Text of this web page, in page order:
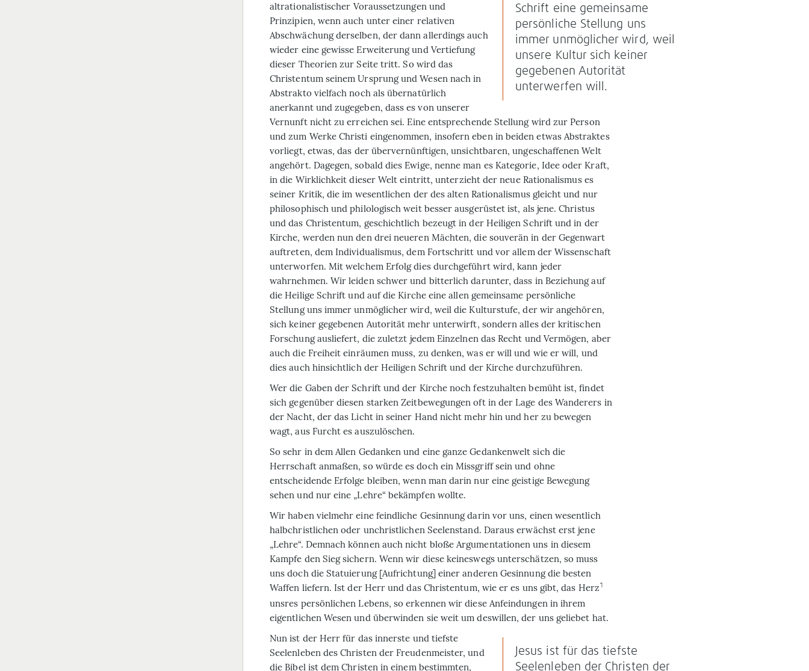
Schrift eine gemeinsame
persönliche Stellung uns
immer unmöglicher wird, weil
unsere Kultur sich keiner
gegebenen Autorität
unterwerfen will.
altrationalistischer Voraussetzungen und
Prinzipien, wenn auch unter einer relativen
Abschwächung derselben, der dann allerdings auch
wieder eine gewisse Erweiterung und Vertiefung
dieser Theorien zur Seite tritt. So wird das
Christentum seinem Ursprung und Wesen nach in
Abstrakto vielfach noch als übernatürlich
anerkannt und zugegeben, dass es von unserer
Vernunft nicht zu erreichen sei. Eine entsprechende Stellung wird zur Person
und zum Werke Christi eingenommen, insofern eben in beiden etwas Abstraktes
vorliegt, etwas, das der übervernünftigen, unsichtbaren, ungeschaffenen Welt
angehört. Dagegen, sobald dies Ewige, nenne man es Kategorie, Idee oder Kraft,
in die Wirklichkeit dieser Welt eintritt, unterzieht der neue Rationalismus es
seiner Kritik, die im wesentlichen der des alten Rationalismus gleicht und nur
philosophisch und philologisch weit besser ausgerüstet ist, als jene. Christus
und das Christentum, geschichtlich bezeugt in der Heiligen Schrift und in der
Kirche, werden nun den drei neueren Mächten, die souverän in der Gegenwart
auftreten, dem Individualismus, dem Fortschritt und vor allem der Wissenschaft
unterworfen. Mit welchem Erfolg dies durchgeführt wird, kann jeder
wahrnehmen. Wir leiden schwer und bitterlich darunter, dass in Beziehung auf
die Heilige Schrift und auf die Kirche eine allen gemeinsame persönliche
Stellung uns immer unmöglicher wird, weil die Kulturstufe, der wir angehören,
sich keiner gegebenen Autorität mehr unterwirft, sondern alles der kritischen
Forschung ausliefert, die zuletzt jedem Einzelnen das Recht und Vermögen, aber
auch die Freiheit einräumen muss, zu denken, was er will und wie er will, und
dies auch hinsichtlich der Heiligen Schrift und der Kirche durchzuführen.
Wer die Gaben der Schrift und der Kirche noch festzuhalten bemüht ist, findet
sich gegenüber diesen starken Zeitbewegungen oft in der Lage des Wanderers in
der Nacht, der das Licht in seiner Hand nicht mehr hin und her zu bewegen
wagt, aus Furcht es auszulöschen.
So sehr in dem Allen Gedanken und eine ganze Gedankenwelt sich die
Herrschaft anmaßen, so würde es doch ein Missgriff sein und ohne
entscheidende Erfolge bleiben, wenn man darin nur eine geistige Bewegung
sehen und nur eine „Lehre“ bekämpfen wollte.
Wir haben vielmehr eine feindliche Gesinnung darin vor uns, einen wesentlich
halbchristlichen oder unchristlichen Seelenstand. Daraus erwächst erst jene
„Lehre“. Demnach können auch nicht bloße Argumentationen uns in diesem
Kampfe den Sieg sichern. Wenn wir diese keineswegs unterschätzen, so muss
uns doch die Statuierung [Aufrichtung] einer anderen Gesinnung die besten
Waffen liefern. Ist der Herr und das Christentum, wie er es uns gibt, das Herz1
unsres persönlichen Lebens, so erkennen wir diese Anfeindungen in ihrem
eigentlichen Wesen und überwinden sie weit um deswillen, der uns geliebet hat.
Jesus ist für das tiefste
Seelenleben der Christen der
Nun ist der Herr für das innerste und tiefste
Seelenleben des Christen der Freuden­meister, und
die Bibel ist dem Christen in einem bestimmten,